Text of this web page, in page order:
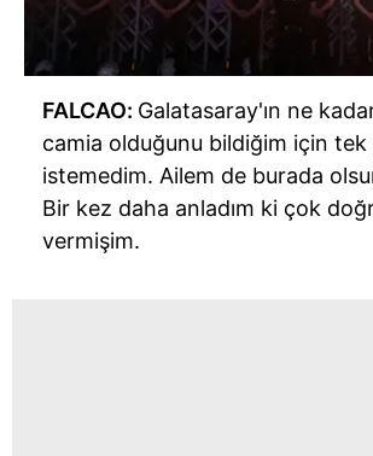
FALCAO: Galatasaray'ın ne
camia olduğunu bildiğim için tek
istemedim. Ailem de burada
Bir kez daha anladım ki çok
vermişim.